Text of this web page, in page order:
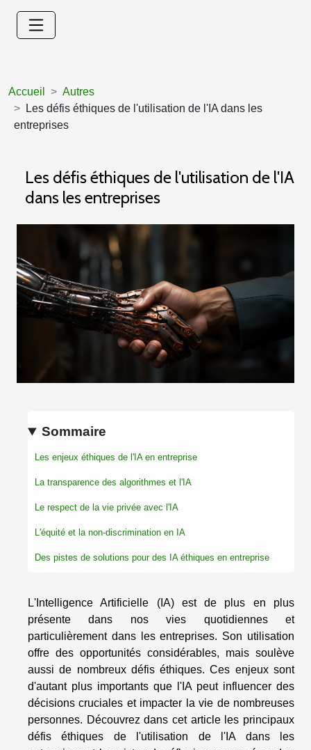
Accueil
Autres
Les défis éthiques de l'utilisation de l'IA dans les
entreprises
Les défis éthiques de l'utilisation de l'IA
dans les entreprises
Sommaire
Les enjeux éthiques de l'IA en entreprise
La transparence des algorithmes et l'IA
Le respect de la vie privée avec l'IA
L'équité et la non-discrimination en IA
Des pistes de solutions pour des IA éthiques en entreprise
L'Intelligence Artificielle (IA) est de plus en plus
présente dans nos vies quotidiennes et
particulièrement dans les entreprises. Son utilisation
offre des opportunités considérables, mais soulève
aussi de nombreux défis éthiques. Ces enjeux sont
d'autant plus importants que l'IA peut influencer des
décisions cruciales et impacter la vie de nombreuses
personnes. Découvrez dans cet article les principaux
défis éthiques de l'utilisation de l'IA dans les